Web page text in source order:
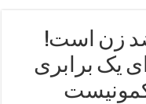
زن است!
یک برابری